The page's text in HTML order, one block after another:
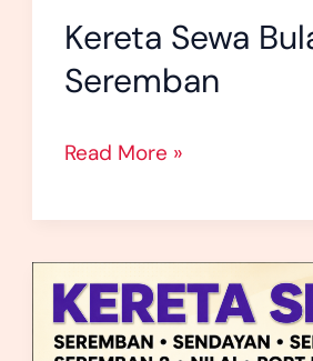
Kereta Sewa
Seremban
Read More »
Kereta
Sewa
Senawang